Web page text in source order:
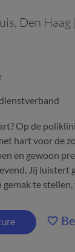
, Den
Op de
hart voor de
en gewoon
Jij luistert
te stellen,